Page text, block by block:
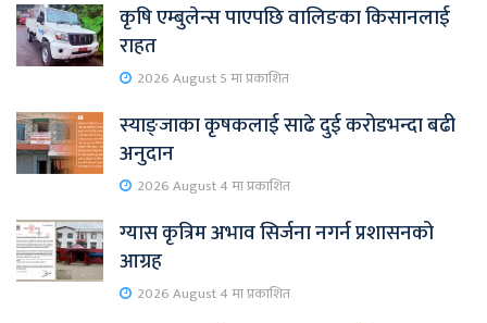
कृषि एम्बुलेन्स पाएपछि वालिङका किसानलाई
राहत
2026 August 5 मा प्रकाशित
स्याङ्जाका कृषकलाई साढे दुई करोडभन्दा बढी
अनुदान
2026 August 4 मा प्रकाशित
ग्यास कृत्रिम अभाव सिर्जना नगर्न प्रशासनको
आग्रह
2026 August 4 मा प्रकाशित